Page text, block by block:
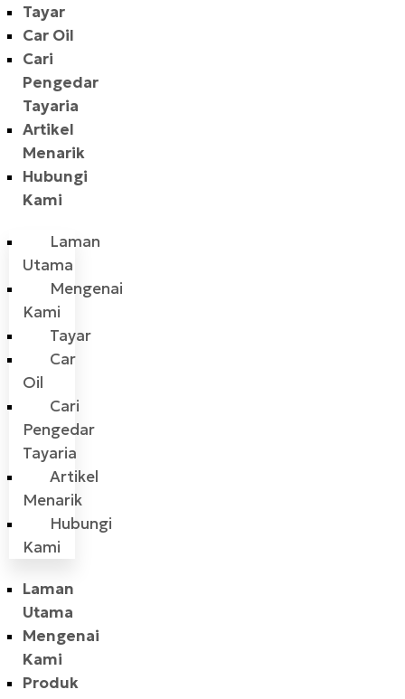
Tayar
Car Oil
Cari
Pengedar
Tayaria
Artikel
Menarik
Hubungi
Kami
Laman
Utama
Mengenai
Kami
Tayar
Car
Oil
Cari
Pengedar
Tayaria
Artikel
Menarik
Hubungi
Kami
Laman
Utama
Mengenai
Kami
Produk